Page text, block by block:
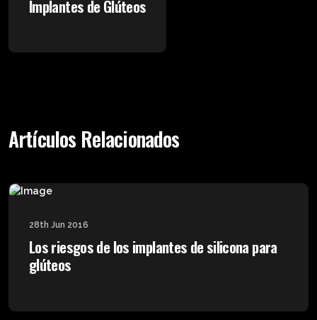
Implantes de Glúteos
Artículos Relacionados
28th Jun 2016
Los riesgos de los implantes de silicona para
glúteos